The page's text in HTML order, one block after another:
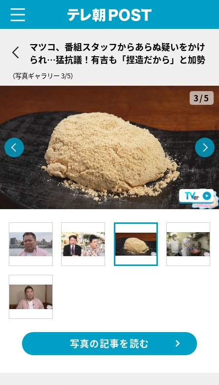
マツコ、番組スタッフからあらぬ疑いをかけ
られ…猛抗議！有吉も「捏造だから」と加勢
（写真ギャラリー 3/5）
3/5
写真の記事を読む